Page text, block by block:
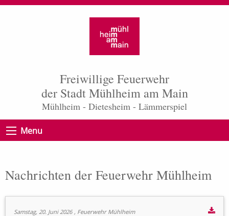
Freiwillige Feuerwehr
der Stadt Mühlheim am Main
Mühlheim - Dietesheim - Lämmerspiel
Menu
Nachrichten der Feuerwehr Mühlheim
Samstag, 20. Juni 2026 , Feuerwehr Mühlheim